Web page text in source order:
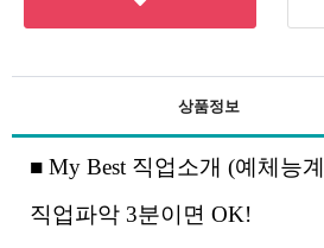
상품정보
■ My Best 직업소개 (예체능
직업파악 3분이면 OK!